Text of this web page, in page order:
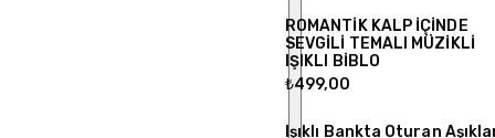
ROMANTİK KALP İÇİNDE
SEVGİLİ TEMALI MÜZİKLİ
IŞIKLI BİBLO
₺499,00
Işıklı Bankta Oturan